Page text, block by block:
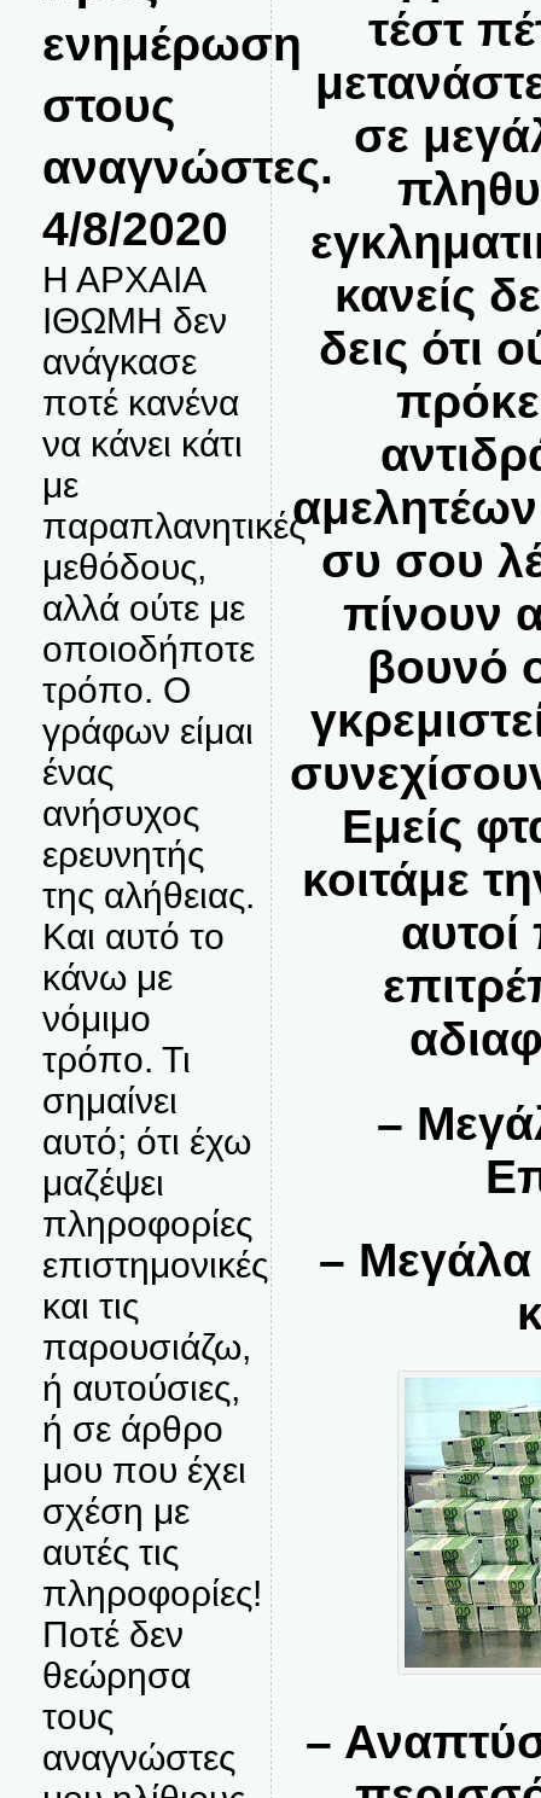
ενημέρωση
στους
αναγνώστες.
4/8/2020
Η ΑΡΧΑΙΑ
ΙΘΩΜΗ δεν
ανάγκασε
ποτέ κανένα
να κάνει κάτι
με
παραπλανητικές
μεθόδους,
αλλά ούτε με
οποιοδήποτε
τρόπο. Ο
γράφων είμαι
ένας
ανήσυχος
ερευνητής
της αλήθειας.
Και αυτό το
κάνω με
νόμιμο
τρόπο. Τι
σημαίνει
αυτό; ότι έχω
μαζέψει
πληροφορίες
επιστημονικές
και τις
παρουσιάζω,
ή αυτούσιες,
ή σε άρθρο
μου που έχει
σχέση με
αυτές τις
πληροφορίες!
Ποτέ δεν
θεώρησα
τους
αναγνώστες
τέστ
σε
κανείς
δεις ότι
συ σου
πίνουν
βουνό
Εμείς
κοιτάμε
–
– Μεγάλα
–